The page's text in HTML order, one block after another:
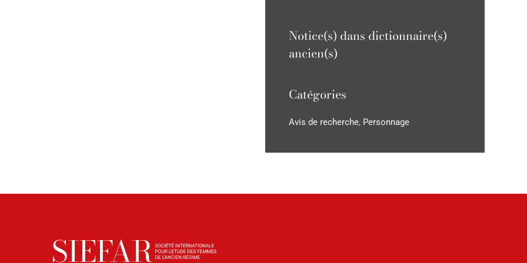
Notice(s) dans dictionnaire(s)
ancien(s)
Catégories
Avis de recherche, Personnage